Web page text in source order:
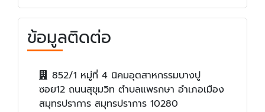
ข้อมูลติดต่อ
852/1 หมู่ที่ 4 นิคมอุตสาหกรรมบางปู
ซอย12 ถนนสุขุมวิท ตำบลแพรกษา อำเภอเมือง
สมุทรปราการ สมุทรปราการ 10280